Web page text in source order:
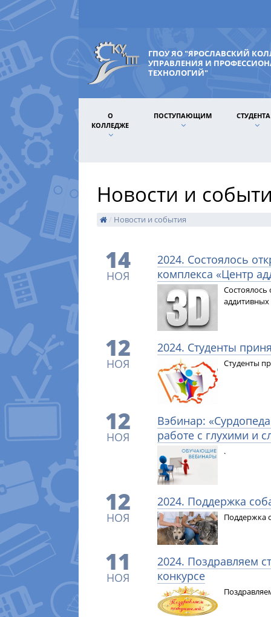
ГПОУ ЯО "ЯРОСЛАВСКИЙ
УПРАВЛЕНИЯ И
ТЕХНОЛОГИЙ"
О
КОЛЛЕДЖЕ
ПОСТУПАЮЩИМ
Новости и
/ Новости и события
14
НОЯ
2024. Состоялось
комплекса «Центр
Состоялось
аддитивных
12
НОЯ
2024. Студенты
Студенты
12
НОЯ
Вэбинар:
работе с глухими и
.
12
НОЯ
2024. Поддержка
Поддержка
11
НОЯ
2024. Поздравляем
конкурсе